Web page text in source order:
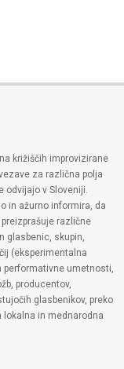
križiščih improvizirane
za različna polja
odvijajo v Sloveniji.
in ažurno informira, da
različne
glasbenic, skupin,
(eksperimentalna
performativne umetnosti,
producentov,
glasbenikov, preko
lokalna in mednarodna